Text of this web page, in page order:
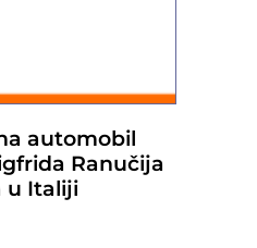
automobil
Ranučija
u Italiji